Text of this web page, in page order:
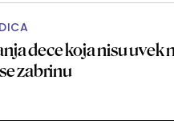
dece koja nisu
zabrinu